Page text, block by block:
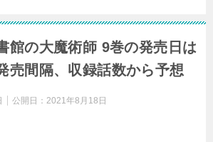
館の大魔術師 9巻の発売日は
売間隔、収録話数から予想
公開日： 2021年8月18日